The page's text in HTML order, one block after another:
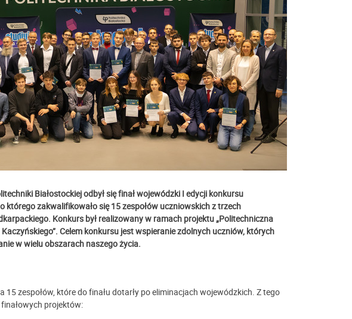
Białostockiej odbył się finał wojewódzki I edycji konkursu
którego zakwalifikowało się 15 zespołów uczniowskich z trzech
Konkurs był realizowany w ramach projektu „Politechniczna
. Celem konkursu jest wspieranie zdolnych uczniów, których
w wielu obszarach naszego życia.
zespołów, które do finału dotarły po eliminacjach wojewódzkich. Z tego
projektów: